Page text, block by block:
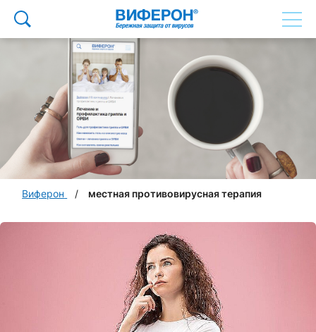
Виферон местная противовирусная терапия